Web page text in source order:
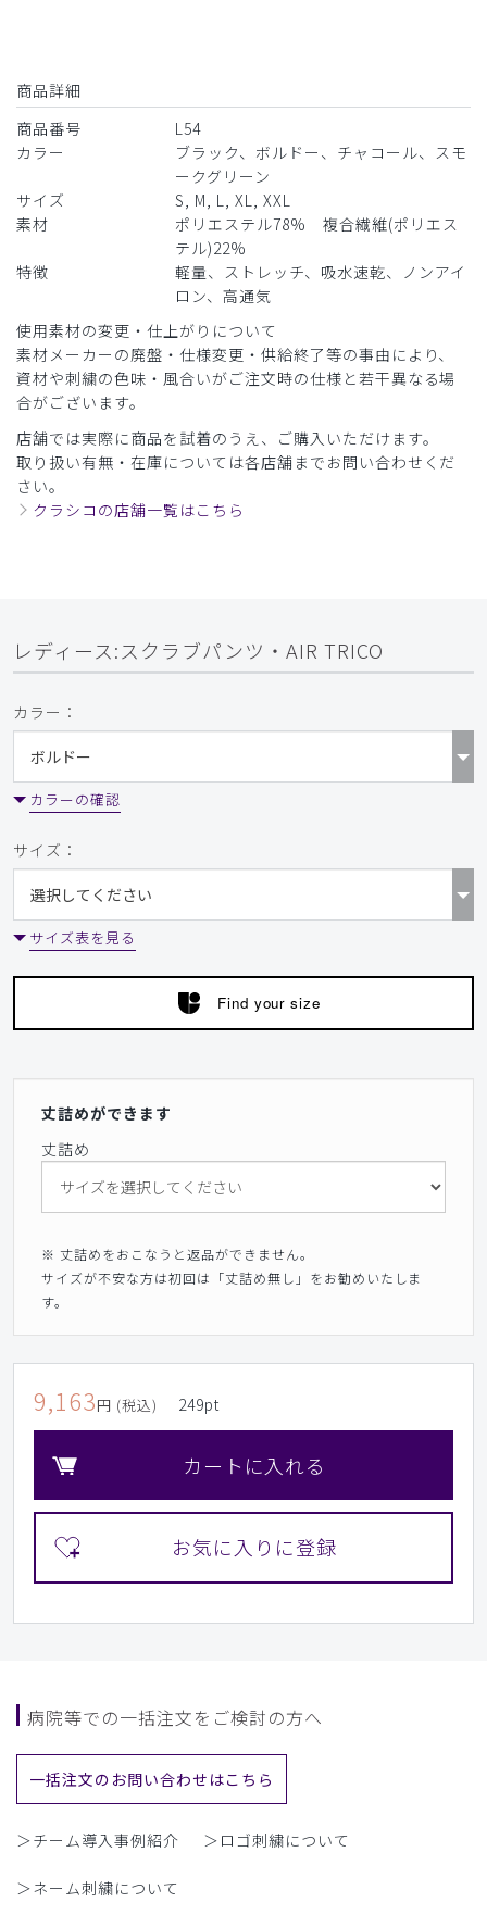
商品詳細
商品番号
L54
カラー
ブラック、ボルドー、チャコール、スモ
ークグリーン
サイズ
S, M, L, XL, XXL
素材
ポリエステル78% 複合繊維(ポリエス
テル)22%
特徴
軽量、ストレッチ、吸水速乾、ノンアイ
ロン、高通気
使用素材の変更・仕上がりについて
素材メーカーの廃盤・仕様変更・供給終了等の事由により、
資材や刺繍の色味・風合いがご注文時の仕様と若干異なる場
合がございます。
店舗では実際に商品を試着のうえ、ご購入いただけます。
取り扱い有無・在庫については各店舗までお問い合わせくだ
さい。
クラシコの店舗一覧はこちら
レディース:スクラブパンツ・AIR TRICO
カラー：
カラーの確認
サイズ：
サイズ表を見る
Find your size
丈詰めができます
丈詰め
※ 丈詰めをおこなうと返品ができません。
サイズが不安な方は初回は「丈詰め無し」をお勧めいたしま
す。
9,163円 (税込) 249pt
カートに入れる
病院等での一括注文をご検討の方へ
一括注文のお問い合わせはこちら
＞チーム導入事例紹介 ＞ロゴ刺繍について
＞ネーム刺繍について